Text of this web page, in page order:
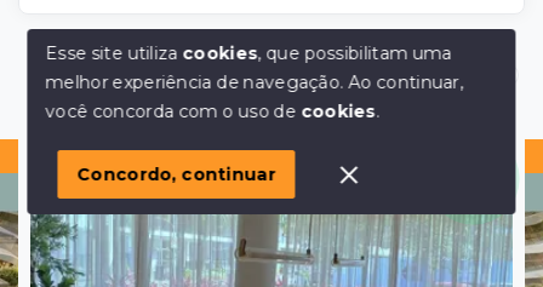
Imóveis similares
Lançamento
Olá! em posso ajudar?
Esse site utiliza cookies, que possibilitam uma
melhor experiência de navegação.Ao continuar,
você concorda com o uso de cookies.
Concordo, continuar